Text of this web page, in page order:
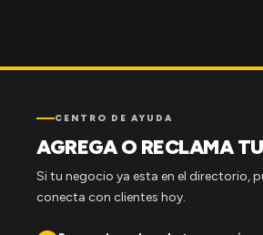
CENTRO DE AYUDA
AGREGA O RECLAMA
Si tu negocio ya esta en el directorio,
conecta con clientes hoy.